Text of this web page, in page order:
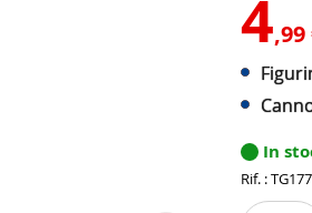
4,99
In
Rif. :